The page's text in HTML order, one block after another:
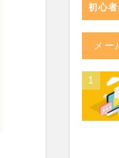
初心
メー